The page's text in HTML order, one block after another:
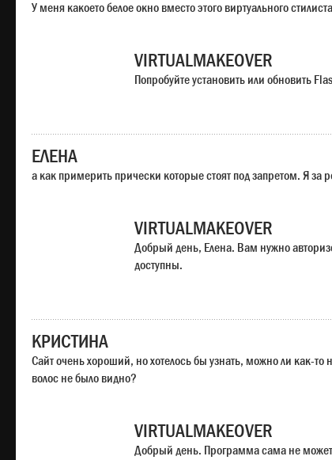
У меня какоето белое окно вместо этого виртуального
VIRTUALMAKEOVER
Попробуйте установить или обновить
ЕЛЕНА
а как примерить прически которые стоят под запретом. Я за
VIRTUALMAKEOVER
Добрый день, Елена. Вам нужно
доступны.
КРИСТИНА
Сайт очень хороший, но хотелось бы узнать, можно ли как-
волос не было видно?
VIRTUALMAKEOVER
Добрый день. Программа сама не